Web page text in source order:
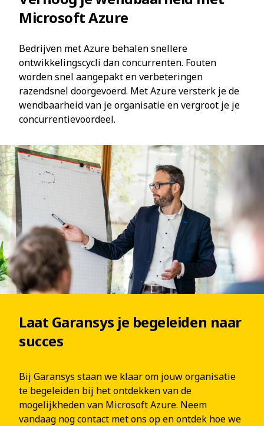
Microsoft Azure
Bedrijven met Azure behalen snellere
ontwikkelingscycli dan concurrenten. Fouten
worden snel aangepakt en verbeteringen
razendsnel doorgevoerd. Met Azure versterk je de
wendbaarheid van je organisatie en vergroot je je
concurrentievoordeel.
Laat Garansys je begeleiden naar
succes
Bij Garansys staan we klaar om jouw organisatie
te begeleiden bij het ontdekken van de
mogelijkheden van Microsoft Azure. Neem
vandaag nog contact met ons op en ontdek hoe we